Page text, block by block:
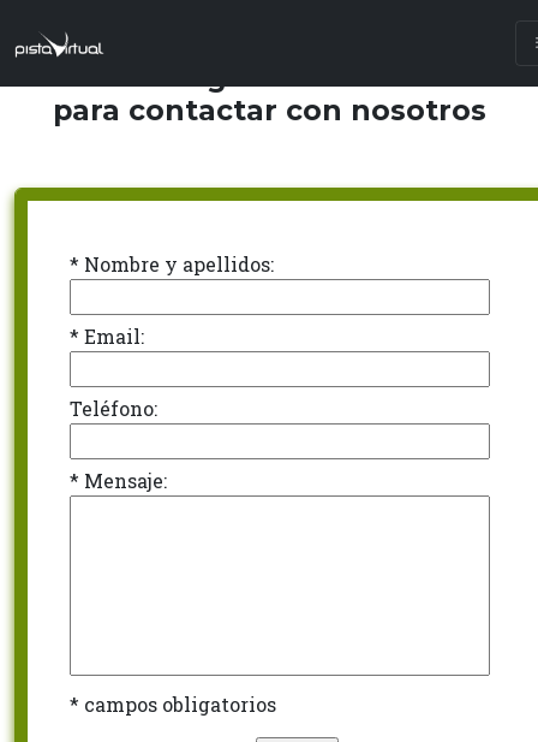
para contactar con nosotros
* Nombre y apellidos:
* Email:
Teléfono:
* Mensaje:
* campos obligatorios